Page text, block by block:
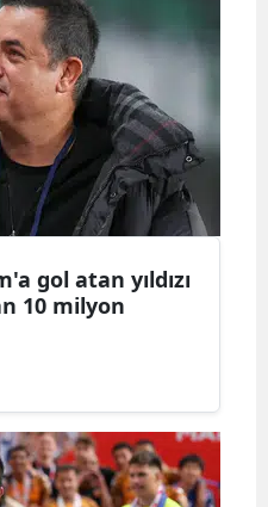
gol atan yıldızı
10 milyon